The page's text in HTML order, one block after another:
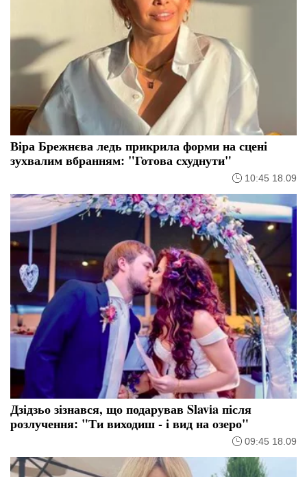
Віра Брежнєва ледь прикрила форми на сцені
зухвалим вбранням: "Готова схуднути"
10:45 18.09
Дзідзьо зізнався, що подарував Slavia після
розлучення: "Ти виходиш - і вид на озеро"
09:45 18.09